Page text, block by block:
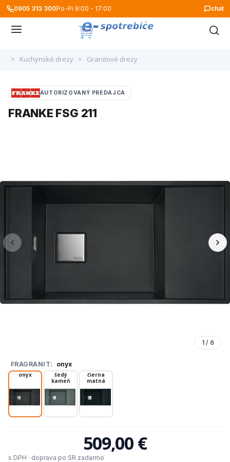
0905 313 300Po-Pi 9:00 - 17:00 chat
> Kuchynské drezy > Granitové drezy
1 / 6
AUTORIZOVANÝ PREDAJCA
FRANKE FSG 211
FRAGRANIT: onyx
onyx
šedý
kameň
čierna
matná
509,00 €
s DPH · doprava po SR zadarmo